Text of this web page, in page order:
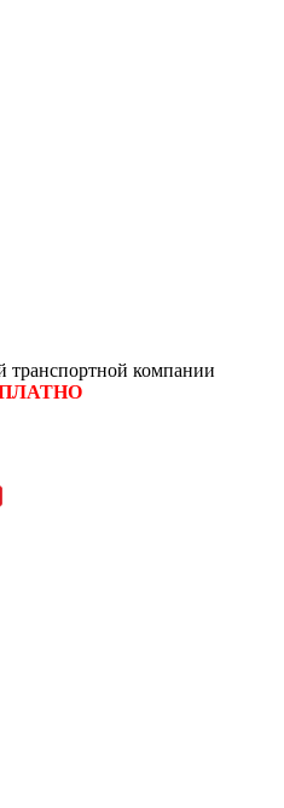
транспортной компании